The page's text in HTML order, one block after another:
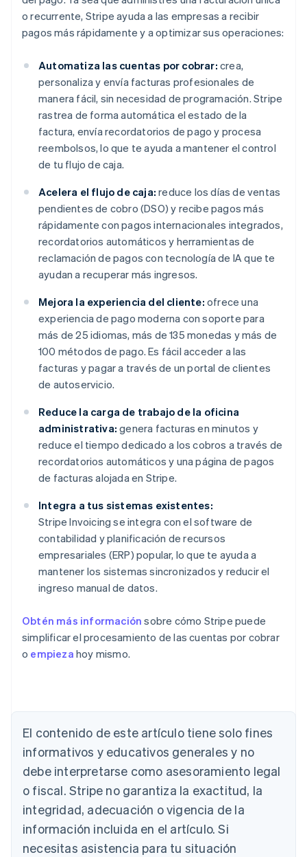
o recurrente, Stripe ayuda a las empresas a recibir
pagos más rápidamente y a optimizar sus operaciones:
Automatiza las cuentas por cobrar: crea,
personaliza y envía facturas profesionales de
manera fácil, sin necesidad de programación. Stripe
rastrea de forma automática el estado de la
factura, envía recordatorios de pago y procesa
reembolsos, lo que te ayuda a mantener el control
de tu flujo de caja.
Acelera el flujo de caja: reduce los días de ventas
pendientes de cobro (DSO) y recibe pagos más
rápidamente con pagos internacionales integrados,
recordatorios automáticos y herramientas de
reclamación de pagos con tecnología de IA que te
ayudan a recuperar más ingresos.
Mejora la experiencia del cliente: ofrece una
experiencia de pago moderna con soporte para
más de 25 idiomas, más de 135 monedas y más de
100 métodos de pago. Es fácil acceder a las
facturas y pagar a través de un portal de clientes
de autoservicio.
Reduce la carga de trabajo de la oficina
administrativa: genera facturas en minutos y
reduce el tiempo dedicado a los cobros a través de
recordatorios automáticos y una página de pagos
de facturas alojada en Stripe.
Integra a tus sistemas existentes:
Stripe Invoicing se integra con el software de
contabilidad y planificación de recursos
empresariales (ERP) popular, lo que te ayuda a
mantener los sistemas sincronizados y reducir el
ingreso manual de datos.
Obtén más información sobre cómo Stripe puede
simplificar el procesamiento de las cuentas por cobrar
o empieza hoy mismo.
El contenido de este artículo tiene solo fines
informativos y educativos generales y no
debe interpretarse como asesoramiento legal
o fiscal. Stripe no garantiza la exactitud, la
integridad, adecuación o vigencia de la
información incluida en el artículo. Si
necesitas asistencia para tu situación
DeutschEnglish
Australia
English
Austria
DeutschEnglish
Nederlands FrançaisDeutsch English
Brasil
Português English
Bulgaria
English